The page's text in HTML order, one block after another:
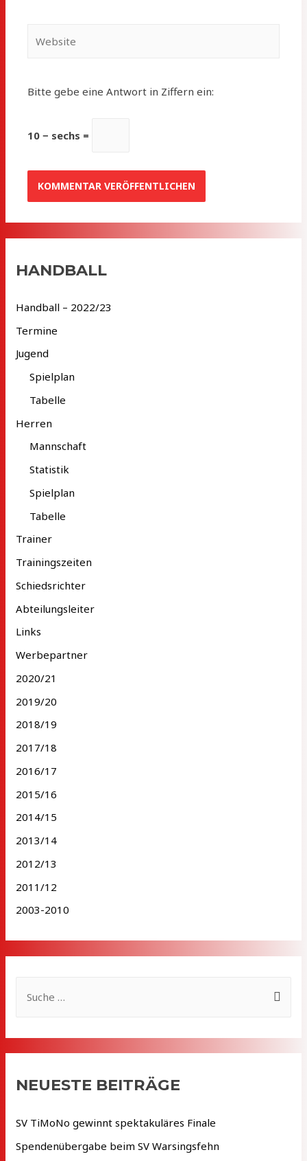
Bitte gebe eine Antwort in Ziffern ein:
10 − sechs =
HANDBALL
Handball – 2022/23
Termine
Jugend
Spielplan
Tabelle
Herren
Mannschaft
Statistik
Spielplan
Tabelle
Trainer
Trainingszeiten
Schiedsrichter
Abteilungsleiter
Links
Werbepartner
2020/21
2019/20
2018/19
2017/18
2016/17
2015/16
2014/15
2013/14
2012/13
2011/12
2003-2010
n
a
c
NEUESTE BEITRÄGE
SV TiMoNo gewinnt spektakuläres Finale
Spendenübergabe beim SV Warsingsfehn